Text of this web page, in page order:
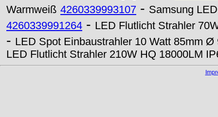
Warmweiß 4260339993107 - Samsung
4260339991264 - LED Flutlicht Strahler
- LED Spot Einbaustrahler 10 Watt 85mm
LED Flutlicht Strahler 210W HQ 18000LM